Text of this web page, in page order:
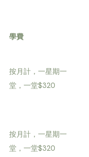
學費
按月計，一星期一
堂，一堂$320
按月計，一星期一
堂，一堂$320